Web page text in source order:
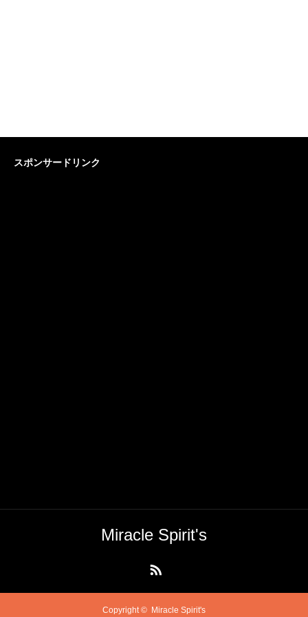
スポンサードリンク
Miracle Spirit's
Copyright © Miracle Spirit's